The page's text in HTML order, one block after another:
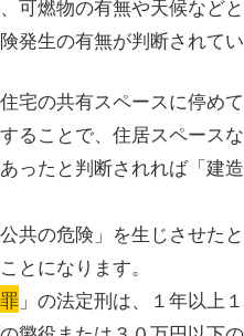
可燃物の有無や天候など
発生の有無が判断されてい
宅の共有スペースに停め
ることで、住居スペース
ったと判断されれば「建
共の危険」を生じさせた
とになります。
」の法定刑は、１年以上